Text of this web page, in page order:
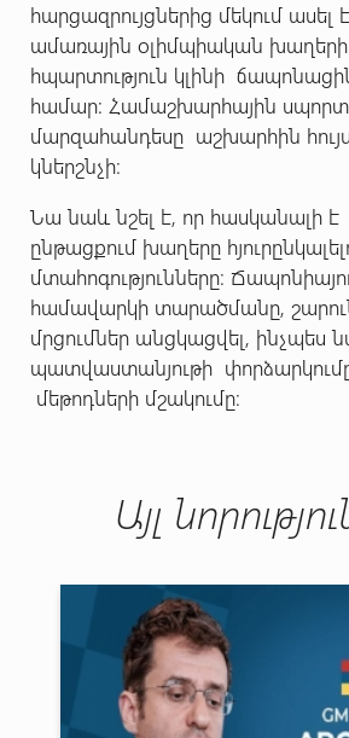
հարցազրույցներից մեկում ասել
ամառային օլիմպիական
հպարտություն կլինի
համար: Համաշխարհային
մարզահանդեսը աշխարհին
կներշնչի։
Նա նաև նշել է, որ հասկանալի
ընթացքում խաղերը
մտահոգությունները։
համավարկի տարածմանը,
մրցումներ անցկացվել, ինչպես
պատվաստանյութի
մեթոդների մշակումը։
Այլ